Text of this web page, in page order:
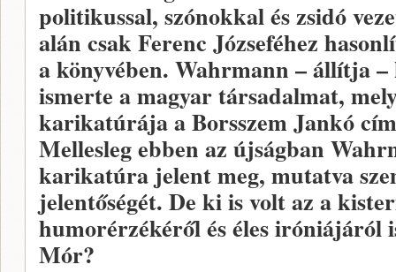
politikussal, szónokkal és zsidó
alán csak Ferenc Józseféhez
a könyvében. Wahrmann – állítja
ismerte a magyar társadalmat,
karikatúrája a Borsszem Jankó
Mellesleg ebben az újságban
karikatúra jelent meg, mutatva
jelentőségét. De ki is volt az a
humorérzékéről és éles iróniájáról
Mór?